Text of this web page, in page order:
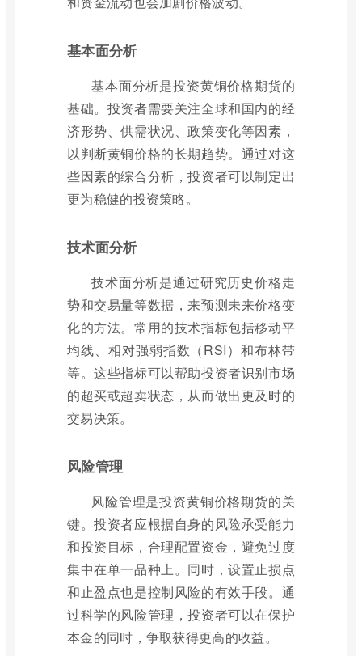
基本面分析
基本面分析是投资黄铜价格期货的
基础。投资者需要关注全球和国内的经
济形势、供需状况、政策变化等因素，
以判断黄铜价格的长期趋势。通过对这
些因素的综合分析，投资者可以制定出
更为稳健的投资策略。
技术面分析
技术面分析是通过研究历史价格走
势和交易量等数据，来预测未来价格变
化的方法。常用的技术指标包括移动平
均线、相对强弱指数（RSI）和布林带
等。这些指标可以帮助投资者识别市场
的超买或超卖状态，从而做出更及时的
交易决策。
风险管理
风险管理是投资黄铜价格期货的关
键。投资者应根据自身的风险承受能力
和投资目标，合理配置资金，避免过度
集中在单一品种上。同时，设置止损点
和止盈点也是控制风险的有效手段。通
过科学的风险管理，投资者可以在保护
本金的同时，争取获得更高的收益。